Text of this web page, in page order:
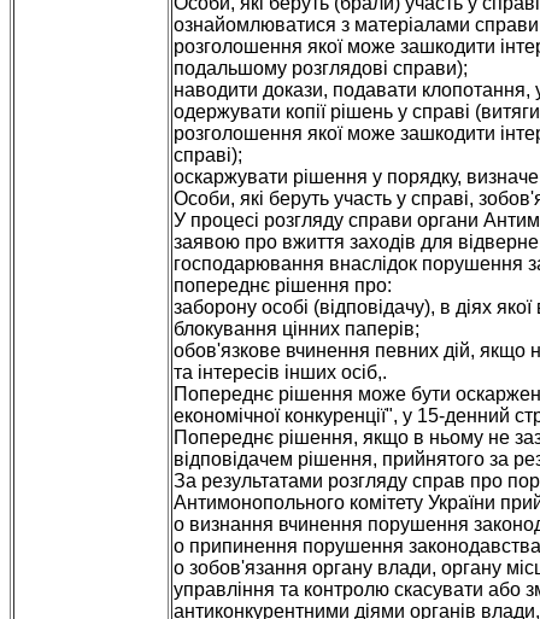
ознайомлюватися з матеріалами
розголошення якої може зашкодити
подальшому розглядові справи);
наводити докази, подавати клопотання,
одержувати копії рішень у справі
розголошення якої може зашкодити
справі);
оскаржувати рішення у порядку,
Особи, які беруть участь у справі,
У процесі розгляду справи органи
заявою про вжиття заходів для
господарювання внаслідок порушення
попереднє рішення про:
заборону особі (відповідачу), в діях
блокування цінних паперів;
обов'язкове вчинення певних дій, якщо
та інтересів інших осіб,.
Попереднє рішення може бути
економічної конкуренції", у 15-денний
Попереднє рішення, якщо в ньому не
відповідачем рішення, прийнятого за
За результатами розгляду справ про
Антимонопольного комітету України
o визнання вчинення порушення
o припинення порушення законодавства
o зобов'язання органу влади, органу
управління та контролю скасувати або
антиконкурентними діями органів